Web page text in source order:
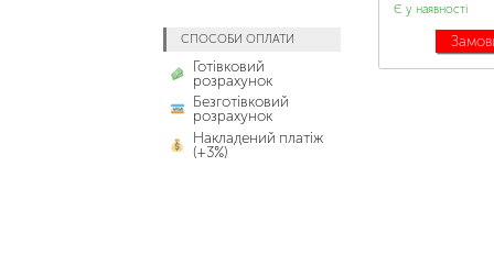
СПОСОБИ ОПЛАТИ
Готівковий
розрахунок
Безготівковий
розрахунок
Накладений платіж
(+3%)
Є у наявності